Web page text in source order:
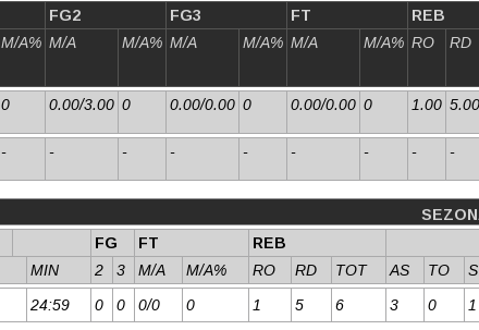
FG2 FG3 FT REB
M/A% M/A M/A% M/A M/A% M/A M/A% RO RD
0 0.00/3.00 0 0.00/0.00 0 0.00/0.00 0 1.00 5.00
- - - - - - - - -
FG
FT REB
MIN
2 3 M/A M/A% RO RD TOT AS TO
24:59 0 0 0/0 0 1 5 6 3 0 1